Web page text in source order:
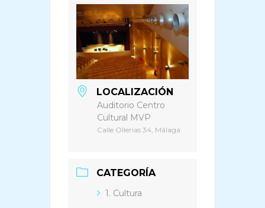
LOCALIZACIÓN
Auditorio Centro
Cultural MVP
Calle Ollerias 34, Málaga
CATEGORÍA
1. Cultura